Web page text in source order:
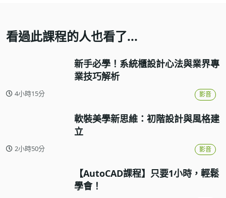
看過此課程的人也看了...
新手必學！系統櫃設計心法與業界專
業技巧解析
4小時15分 影音
軟裝美學新思維：初階設計與風格建
立
2小時50分 影音
【AutoCAD課程】只要1小時，輕鬆
學會！